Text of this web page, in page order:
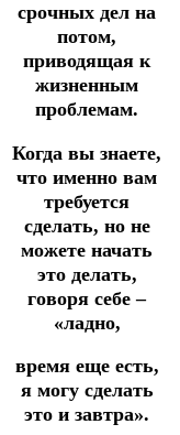
срочных дел на
потом,
приводящая к
жизненным
проблемам.
Когда вы знаете,
что именно вам
требуется
сделать, но не
можете начать
это делать,
говоря себе –
«ладно,
время еще есть,
я могу сделать
это и завтра».